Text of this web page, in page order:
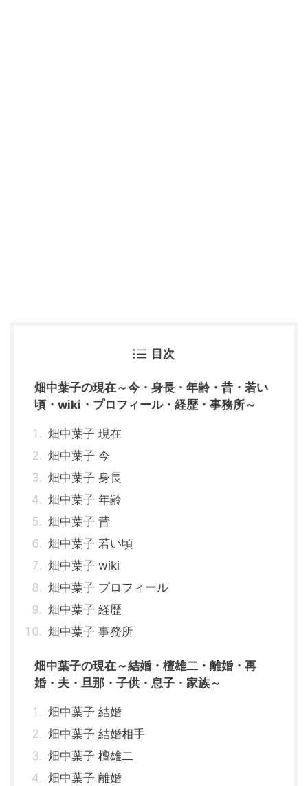
目次
畑中葉子の現在～今・身長・年齢・昔・若い
頃・wiki・プロフィール・経歴・事務所～
畑中葉子 現在
畑中葉子 今
畑中葉子 身長
畑中葉子 年齢
畑中葉子 昔
畑中葉子 若い頃
畑中葉子 wiki
畑中葉子 プロフィール
畑中葉子 経歴
畑中葉子 事務所
畑中葉子の現在～結婚・檀雄二・離婚・再
婚・夫・旦那・子供・息子・家族～
畑中葉子 結婚
畑中葉子 結婚相手
畑中葉子 檀雄二
畑中葉子 離婚